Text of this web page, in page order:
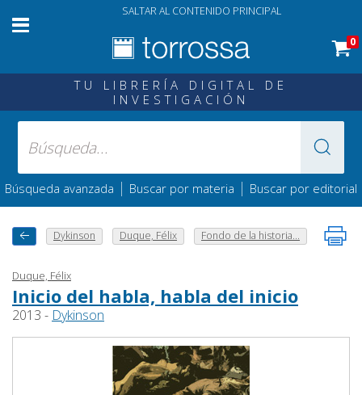
SALTAR AL CONTENIDO PRINCIPAL
0
TU LIBRERÍA DIGITAL DE
INVESTIGACIÓN
Búsqueda avanzada | Buscar por materia | Buscar por editorial
Dykinson Duque, Félix Fondo de la historia...
Duque, Félix
Inicio del habla, habla del inicio
2013 - Dykinson